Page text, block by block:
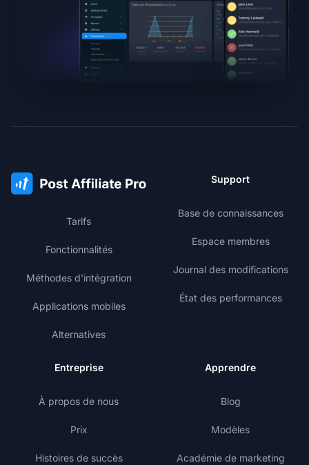
Tarifs
Fonctionnalités
Méthodes d'intégration
Applications mobiles
Alternatives
Support
Base de connaissances
Espace membres
Journal des modifications
État des performances
Entreprise
À propos de nous
Prix
Histoires de succès
Apprendre
Blog
Modèles
Académie de marketing